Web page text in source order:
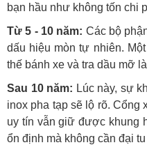
bạn hầu như không tốn chi
Từ 5 - 10 năm: Các bộ
dấu hiệu mòn tự nhiên.
thế bánh xe và tra dầu mỡ
Sau 10 năm: Lúc này, sự
inox pha tạp sẽ lộ rõ. Cổng
uy tín vẫn giữ được khung
ổn định mà không cần đại